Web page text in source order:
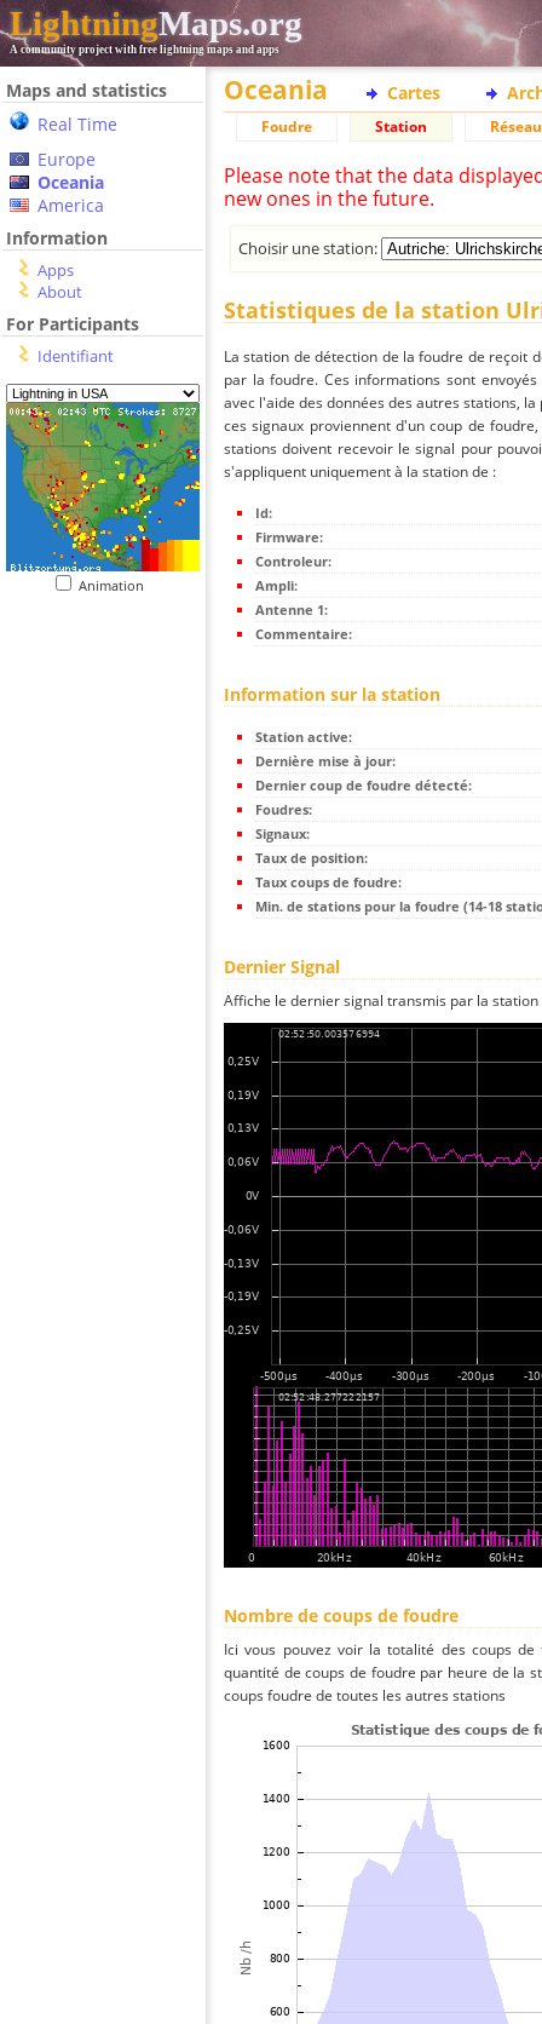
LightningMaps.org
A community project with free lightning maps and apps
Maps and statistics
Real Time
Europe
Oceania
America
Information
Apps
About
For Participants
Identifiant
Animation
Oceania Cartes
Foudre Station Réseau
Please note that the data
new ones in the future.
Choisir une station:
Statistiques de la station
La station de détection de la foudre de reçoit
par la foudre. Ces informations sont
avec l'aide des données des autres stations,
ces signaux proviennent d'un coup de
stations doivent recevoir le signal pour
s'appliquent uniquement à la station de :
Id:
Firmware:
Controleur:
Ampli:
Antenne 1:
Commentaire:
Information sur la station
Station active:
Dernière mise à jour:
Dernier coup de foudre détecté:
Foudres:
Signaux:
Taux de position:
Taux coups de foudre:
Min. de stations pour la foudre (14-18
Dernier Signal
Affiche le dernier signal transmis par la
Nombre de coups de foudre
Ici vous pouvez voir la totalité des coups
quantité de coups de foudre par heure de la
coups foudre de toutes les autres stations